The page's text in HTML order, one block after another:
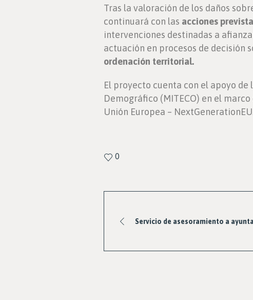
Tras la valoración de los daños
continuará con las acciones
intervenciones destinadas a
actuación en procesos de decisión
ordenación territorial.
El proyecto cuenta con el apoyo
Demográfico (MITECO) en el
Unión Europea –
0
Servicio de asesoramiento a